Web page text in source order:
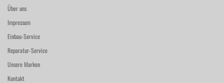
Über uns
Impressum
Einbau-Service
Reparatur-Service
Unsere Marken
Kontakt